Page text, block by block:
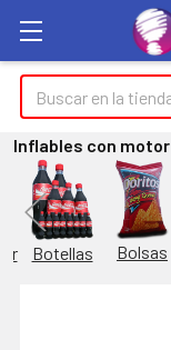
Buscar
Inflables con motor
Botellas Bolsas